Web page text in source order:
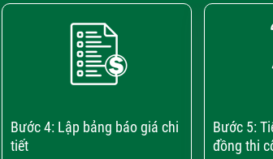
Bước 4: Lập bảng báo giá chi
tiết
Bước 5:
đồng thi